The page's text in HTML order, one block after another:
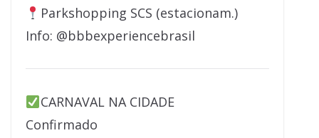
Parkshopping SCS (estacionam.)
Info: @bbbexperiencebrasil
CARNAVAL NA CIDADE
Confirmado